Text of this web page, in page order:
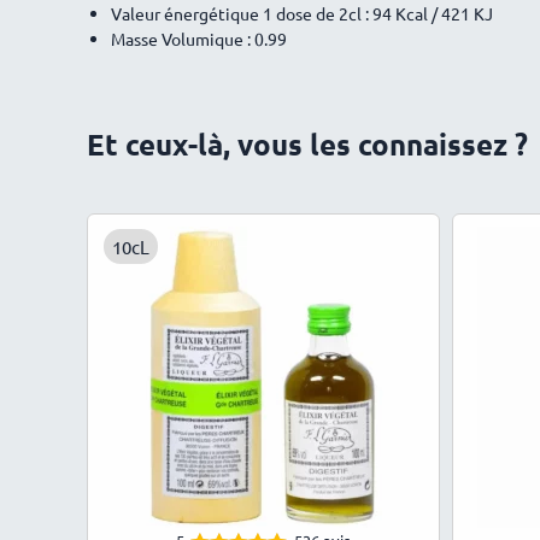
Valeur énergétique 1 dose de 2cl : 94 Kcal / 421 KJ
Masse Volumique : 0.99
Et ceux-là, vous les connaissez ?
10cL